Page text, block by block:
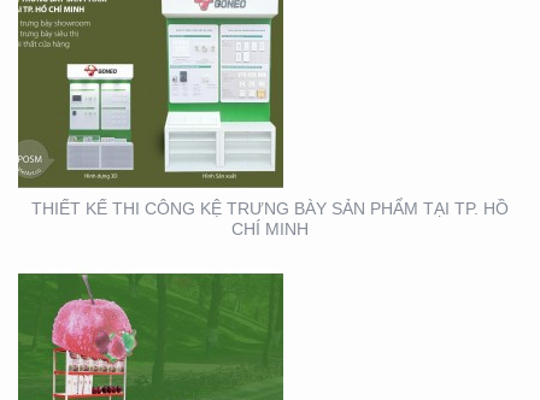
THIẾT KẾ THI CÔNG KỆ TRƯNG BÀY SẢN PHẨM TẠI TP. HỒ
CHÍ MINH
THIẾT KẾ SẢN XUẤT
BOOTH SAMPLING TẠI
TP. HỒ CHÍ MINH
THIẾT KẾ THI CÔNG XE
BÁN HÀNG LƯU ĐỘNG